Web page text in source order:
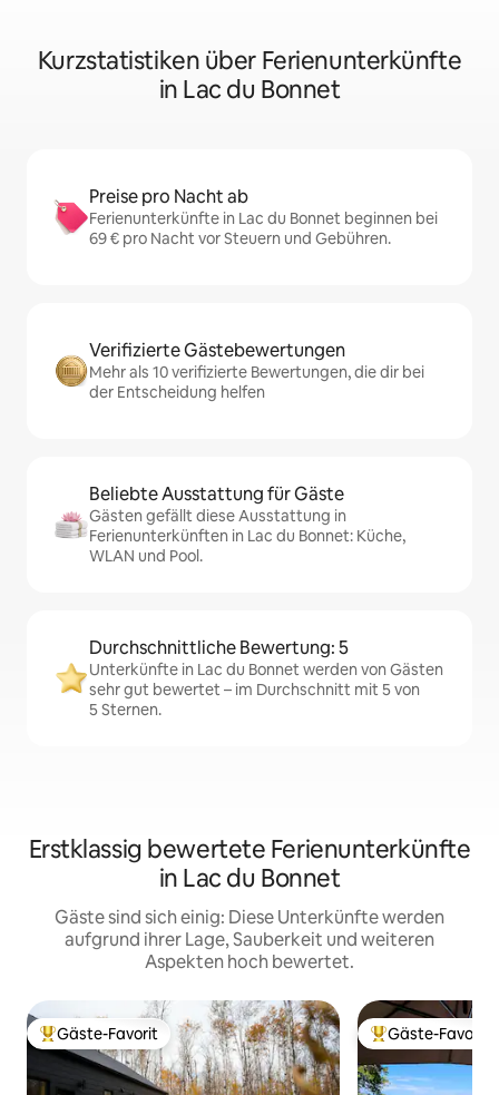
Kurzstatistiken über Ferienunterkünfte
in Lac du Bonnet
Preise pro Nacht ab
Ferienunterkünfte in Lac du Bonnet beginnen bei
69 € pro Nacht vor Steuern und Gebühren.
Verifizierte Gästebewertungen
Mehr als 10 verifizierte Bewertungen, die dir bei
der Entscheidung helfen
Beliebte Ausstattung für Gäste
Gästen gefällt diese Ausstattung in
Ferienunterkünften in Lac du Bonnet: Küche,
WLAN und Pool.
Durchschnittliche Bewertung: 5
Unterkünfte in Lac du Bonnet werden von Gästen
sehr gut bewertet – im Durchschnitt mit 5 von
5 Sternen.
Erstklassig bewertete Ferienunterkünfte
in Lac du Bonnet
Gäste sind sich einig: Diese Unterkünfte werden
aufgrund ihrer Lage, Sauberkeit und weiteren
Aspekten hoch bewertet.
Beliebter Gäste-Favorit.
Gäste-Favorit Beliebter Gäste-
Gäste-Favorit